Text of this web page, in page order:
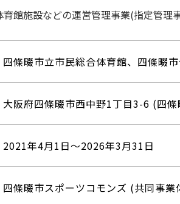
館施設などの運営管理事業(指定管理
四條畷市⽴市⺠総合体育館、四條畷
⼤阪府四條畷市⻄中野1丁⽬3-6 (四
2021年4月1日〜2026年3月31日
四條畷市スポーツコモンズ (共同事業